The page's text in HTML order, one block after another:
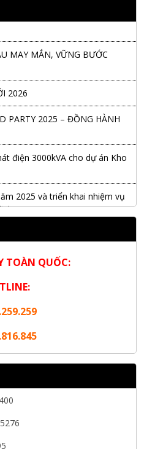
Cho Tàu Vận Tải Minh
MAY MẮN, VỮNG BƯỚC
2026
PARTY 2025 – ĐỒNG HÀNH
điện 3000kVA cho dự án Kho
2025 và triển khai nhiệm vụ
Hạ Long
Ninh Bình & kỷ niệm 15 năm
Sơn Đông tổ chức Hội nghị đối
Cho Tàu Vận Tải Minh
2026
TOÀN QUỐC: